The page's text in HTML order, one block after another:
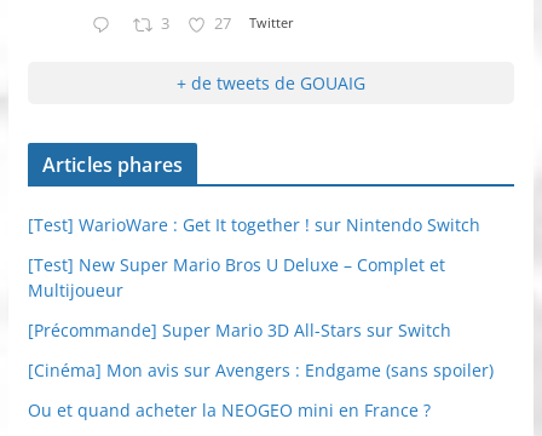
3 27 Twitter
+ de tweets de GOUAIG
Articles phares
[Test] WarioWare : Get It together ! sur Nintendo Switch
[Test] New Super Mario Bros U Deluxe – Complet et
Multijoueur
[Précommande] Super Mario 3D All-Stars sur Switch
[Cinéma] Mon avis sur Avengers : Endgame (sans spoiler)
Ou et quand acheter la NEOGEO mini en France ?